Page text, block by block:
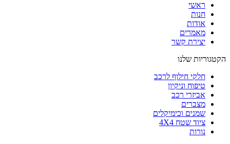
ראשי
חנות
אודות
מאמרים
יצירת קשר
הקטגוריות שלנו
חלקי חילוף לרכב
טיפוח וניקיון
אביזרי רכב
מצברים
שמנים וכימיקלים
ציוד שטח 4X4
נורות